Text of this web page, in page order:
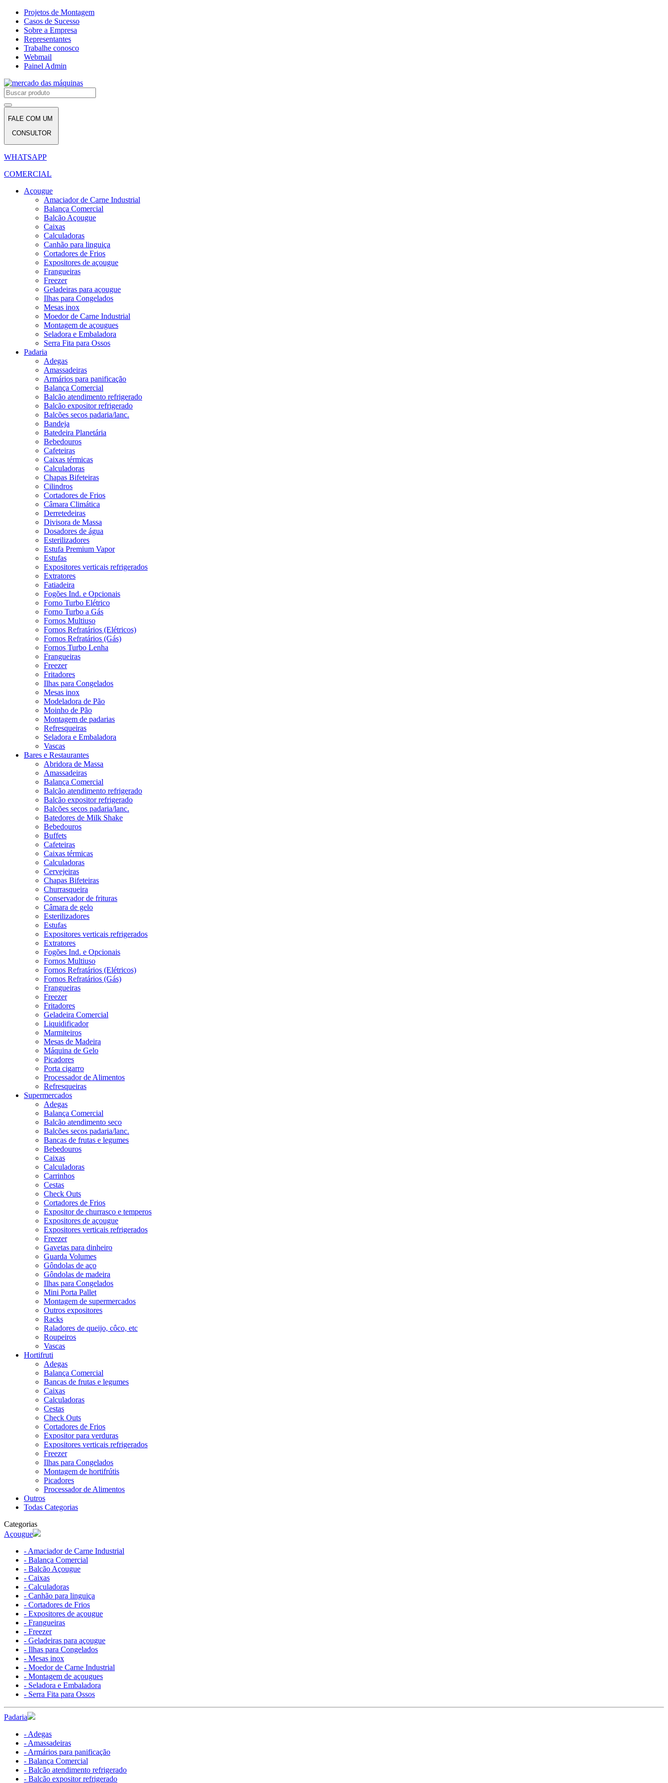
Projetos de Montagem
Casos de Sucesso
Sobre a Empresa
Representantes
Trabalhe conosco
Webmail
Painel Admin
FALE COM UM
CONSULTOR
WHATSAPP
COMERCIAL
Açougue
Amaciador de Carne Industrial
Balança Comercial
Balcão Açougue
Caixas
Calculadoras
Canhão para linguiça
Cortadores de Frios
Expositores de açougue
Frangueiras
Freezer
Geladeiras para açougue
Ilhas para Congelados
Mesas inox
Moedor de Carne Industrial
Montagem de açougues
Seladora e Embaladora
Serra Fita para Ossos
Padaria
Adegas
Amassadeiras
Armários para panificação
Balança Comercial
Balcão atendimento refrigerado
Balcão expositor refrigerado
Balcões secos padaria/lanc.
Bandeja
Batedeira Planetária
Bebedouros
Cafeteiras
Caixas térmicas
Calculadoras
Chapas Bifeteiras
Cilindros
Cortadores de Frios
Câmara Climática
Derretedeiras
Divisora de Massa
Dosadores de água
Esterilizadores
Estufa Premium Vapor
Estufas
Expositores verticais refrigerados
Extratores
Fatiadeira
Fogões Ind. e Opcionais
Forno Turbo Elétrico
Forno Turbo a Gás
Fornos Multiuso
Fornos Refratários (Elétricos)
Fornos Refratários (Gás)
Fornos Turbo Lenha
Frangueiras
Freezer
Fritadores
Ilhas para Congelados
Mesas inox
Modeladora de Pão
Moinho de Pão
Montagem de padarias
Refresqueiras
Seladora e Embaladora
Vascas
Bares e Restaurantes
Abridora de Massa
Amassadeiras
Balança Comercial
Balcão atendimento refrigerado
Balcão expositor refrigerado
Balcões secos padaria/lanc.
Batedores de Milk Shake
Bebedouros
Buffets
Cafeteiras
Caixas térmicas
Calculadoras
Cervejeiras
Chapas Bifeteiras
Churrasqueira
Conservador de frituras
Câmara de gelo
Esterilizadores
Estufas
Expositores verticais refrigerados
Extratores
Fogões Ind. e Opcionais
Fornos Multiuso
Fornos Refratários (Elétricos)
Fornos Refratários (Gás)
Frangueiras
Freezer
Fritadores
Geladeira Comercial
Liquidificador
Marmiteiros
Mesas de Madeira
Máquina de Gelo
Picadores
Porta cigarro
Processador de Alimentos
Refresqueiras
Supermercados
Adegas
Balança Comercial
Balcão atendimento seco
Balcões secos padaria/lanc.
Bancas de frutas e legumes
Bebedouros
Caixas
Calculadoras
Carrinhos
Cestas
Check Outs
Cortadores de Frios
Expositor de churrasco e temperos
Expositores de açougue
Expositores verticais refrigerados
Freezer
Gavetas para dinheiro
Guarda Volumes
Gôndolas de aço
Gôndolas de madeira
Ilhas para Congelados
Mini Porta Pallet
Montagem de supermercados
Outros expositores
Racks
Raladores de queijo, côco, etc
Roupeiros
Vascas
Hortifruti
Adegas
Balança Comercial
Bancas de frutas e legumes
Caixas
Calculadoras
Cestas
Check Outs
Cortadores de Frios
Expositor para verduras
Expositores verticais refrigerados
Freezer
Ilhas para Congelados
Montagem de hortifrútis
Picadores
Processador de Alimentos
Outros
Todas Categorias
Categorias
Açougue
- Amaciador de Carne Industrial
- Balança Comercial
- Balcão Açougue
- Caixas
- Calculadoras
- Canhão para linguiça
- Cortadores de Frios
- Expositores de açougue
- Frangueiras
- Freezer
- Geladeiras para açougue
- Ilhas para Congelados
- Mesas inox
- Moedor de Carne Industrial
- Montagem de açougues
- Seladora e Embaladora
- Serra Fita para Ossos
Padaria
- Adegas
- Amassadeiras
- Armários para panificação
- Balança Comercial
- Balcão atendimento refrigerado
- Balcão expositor refrigerado